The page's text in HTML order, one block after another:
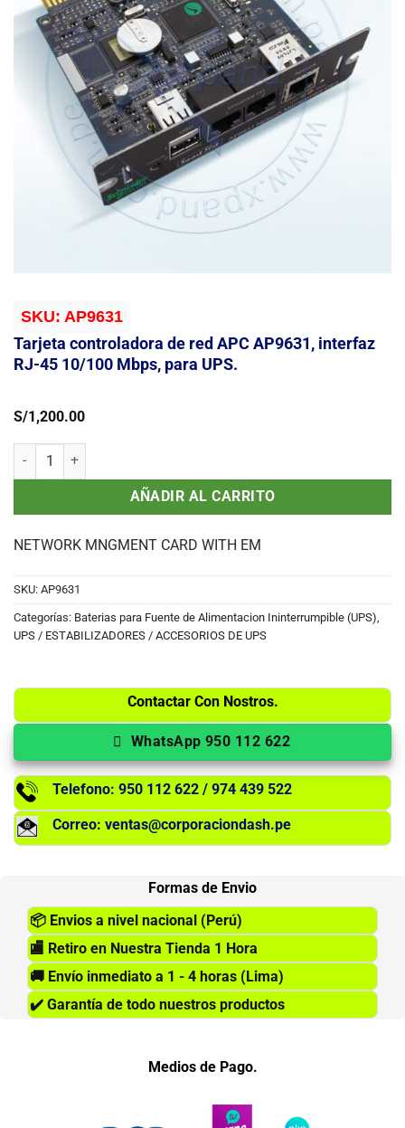
SKU: AP9631
Tarjeta controladora de red APC AP9631, interfaz
RJ-45 10/100 Mbps, para UPS.
S/1,200.00
Tarjeta controladora de red APC AP9631, interfaz RJ-45 10/100
AÑADIR AL CARRITO
NETWORK MNGMENT CARD WITH EM
SKU: AP9631
Categorías: Baterias para Fuente de Alimentacion Ininterrumpible (UPS)
UPS / ESTABILIZADORES / ACCESORIOS DE UPS
Contactar Con Nostros.
WhatsApp 950 112 622
Telefono: 950 112 622 / 974 439 522
Correo: ventas@corporaciondash.pe
Formas de Envio
📦 Envios a nivel nacional (Perú)
🏬 Retiro en Nuestra Tienda 1 Hora
🚚 Envío inmediato a 1 - 4 horas (Lima)
✔️ Garantía de todo nuestros productos
Medios de Pago.